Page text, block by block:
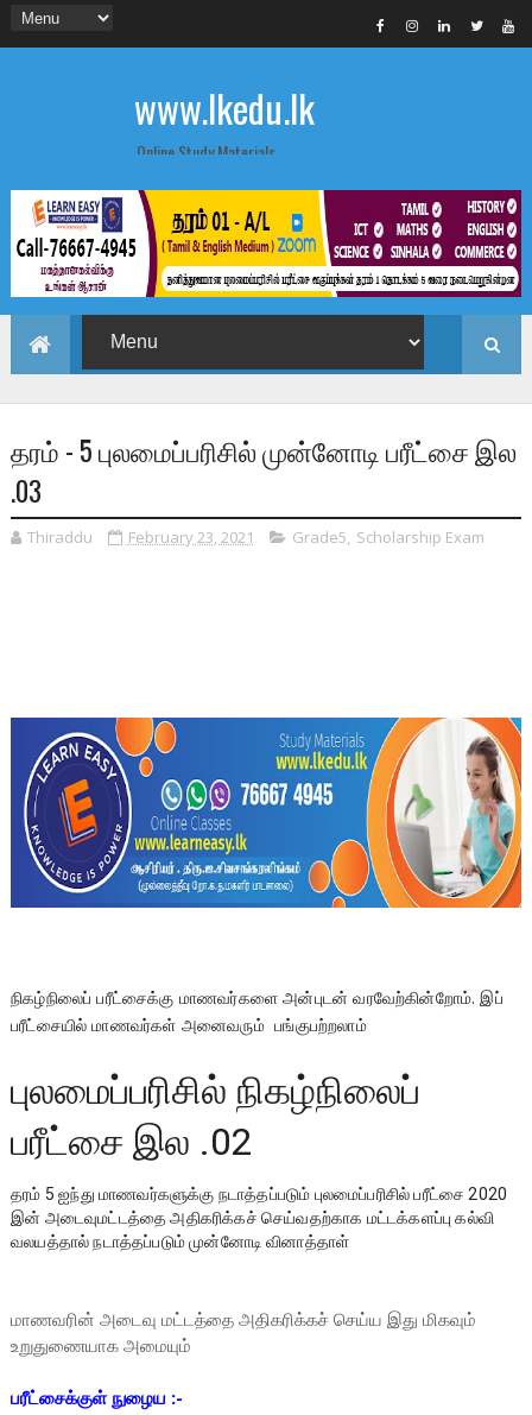
www.lkedu.lk
Online Study Materials
தரம் - 5 புலமைப்பரிசில் முன்னோடி பரீட்சை இல
.03
Thiraddu February 23, 2021 Grade5, Scholarship Exam
நிகழ்நிலைப் பரீட்சைக்கு மாணவர்களை அன்புடன் வரவேற்கின்றோம். இப்
பரீட்சையில் மாணவர்கள் அனைவரும்  பங்குபற்றலாம்
புலமைப்பரிசில் நிகழ்நிலைப்
பரீட்சை இல .02
தரம் 5 ஐந்து மாணவர்களுக்கு நடாத்தப்படும் புலமைப்பரிசில் பரீட்சை 2020
இன் அடைவுமட்டத்தை அதிகரிக்கச் செய்வதற்காக மட்டக்களப்பு கல்வி
வலயத்தால் நடாத்தப்படும் முன்னோடி வினாத்தாள்
மாணவரின் அடைவு மட்டத்தை அதிகரிக்கச் செய்ய இது மிகவும்
உறுதுணையாக அமையும்
பரீட்சைக்குள் நுழைய :-